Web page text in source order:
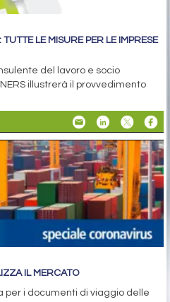
LE MISURE PER LE IMPRESE
del lavoro e socio
illustrerà il provvedimento
IL MERCATO
per i documenti di viaggio delle